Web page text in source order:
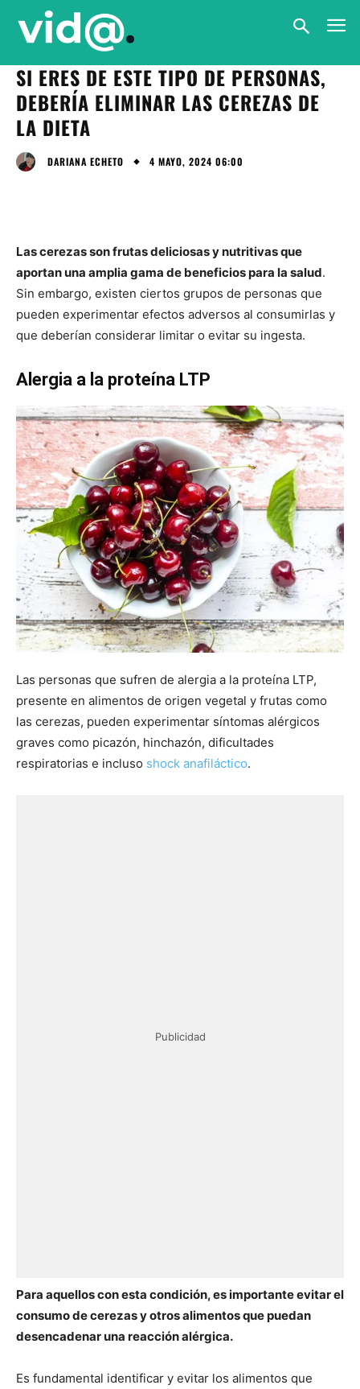
SI ERES DE ESTE TIPO DE PERSONAS,
DEBERÍA ELIMINAR LAS CEREZAS DE
LA DIETA
DARIANA ECHETO 4 MAYO, 2024 06:00
Las cerezas son frutas deliciosas y nutritivas que
aportan una amplia gama de beneficios para la salud.
Sin embargo, existen ciertos grupos de personas que
pueden experimentar efectos adversos al consumirlas y
que deberían considerar limitar o evitar su ingesta.
Alergia a la proteína LTP
Las personas que sufren de alergia a la proteína LTP,
presente en alimentos de origen vegetal y frutas como
las cerezas, pueden experimentar síntomas alérgicos
graves como picazón, hinchazón, dificultades
respiratorias e incluso shock anafiláctico.
Publicidad
Para aquellos con esta condición, es importante evitar el
consumo de cerezas y otros alimentos que puedan
desencadenar una reacción alérgica.
Es fundamental identificar y evitar los alimentos que